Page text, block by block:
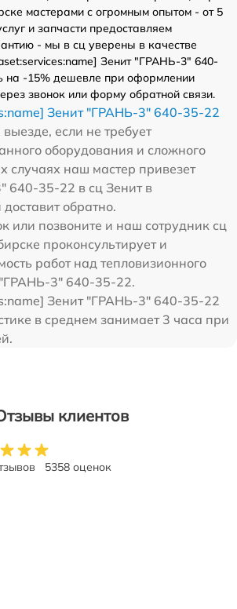
мастерами с огромным опытом - от 5
и запчасти предоставляем
- мы в сц уверены в качестве
Зенит "ГРАНЬ-3" 640-
на -15% дешевле при оформлении
звонок или форму обратной связи.
Зенит "ГРАНЬ-3" 640-35-22
если не требует
оборудования и сложного
случаях наш мастер привезет
640-35-22 в сц Зенит в
обратно.
или позвоните и наш сотрудник сц
проконсультирует и
работ над тепловизионного
3" 640-35-22.
Зенит "ГРАНЬ-3" 640-35-22
в среднем занимает 3 часа при
клиентов
5358 оценок